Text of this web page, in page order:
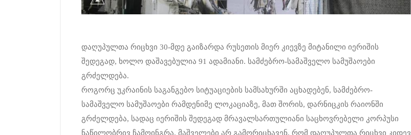
დაღუპულთა რიცხვი 30-მდე გაიზარდა რუსეთის მიერ კიევზე მიტანილი იერიშის
შედეგად, ხოლო დაშავებულია 91 ადამიანი. სამძებრო-სამაშველო სამუშაოები
გრძელდება.
როგორც უკრაინის საგანგებო სიტუაციების სამსახურში აცხადებენ, სამძებრო-
სამაშველო სამუშაოები რამდენიმე ლოკაციაზე, მათ შორის, დარნიცკის რაიონში
გრძელდება, სადაც იერიშის შედეგად მრავალსართულიანი საცხოვრებელი კორპუსი
ნაწილობრივ ჩამოინგრა. მაშველები არ გამორიცხავენ, რომ დაღუპულთა რიცხვი კიდევ